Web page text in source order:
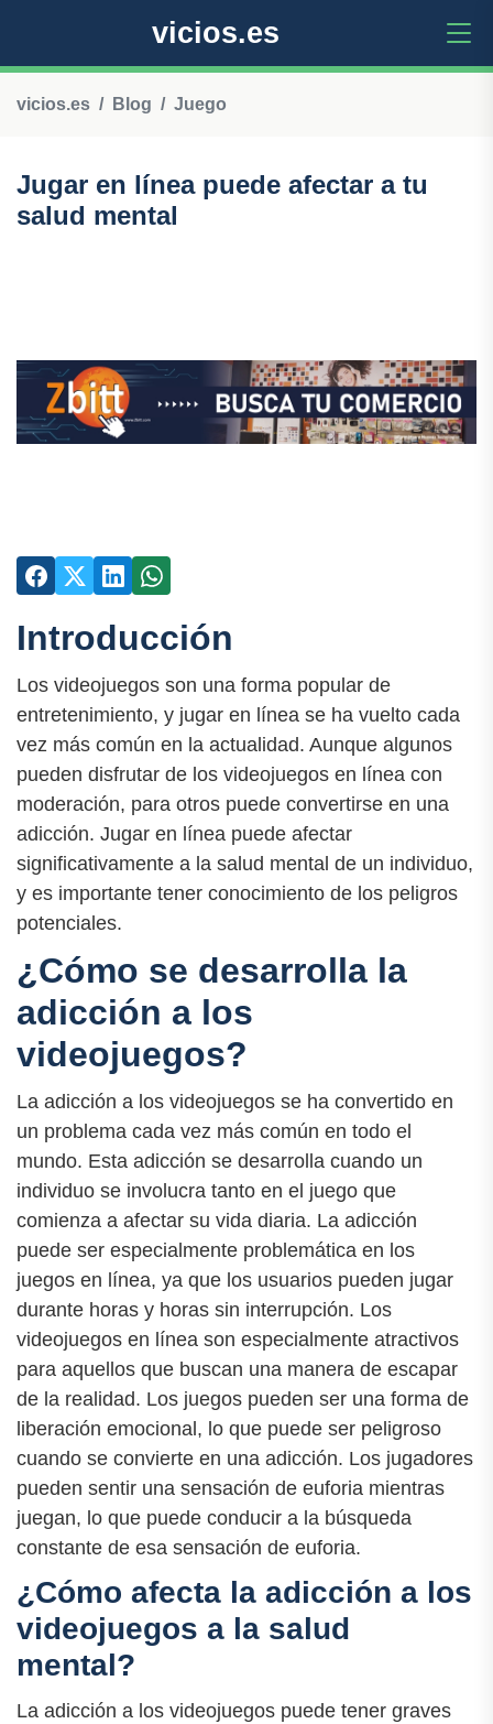
vicios.es
vicios.es Blog Juego
Jugar en línea puede afectar a tu
salud mental
Introducción
Los videojuegos son una forma popular de
entretenimiento, y jugar en línea se ha vuelto cada
vez más común en la actualidad. Aunque algunos
pueden disfrutar de los videojuegos en línea con
moderación, para otros puede convertirse en una
adicción. Jugar en línea puede afectar
significativamente a la salud mental de un individuo,
y es importante tener conocimiento de los peligros
potenciales.
¿Cómo se desarrolla la
adicción a los
videojuegos?
La adicción a los videojuegos se ha convertido en
un problema cada vez más común en todo el
mundo. Esta adicción se desarrolla cuando un
individuo se involucra tanto en el juego que
comienza a afectar su vida diaria. La adicción
puede ser especialmente problemática en los
juegos en línea, ya que los usuarios pueden jugar
durante horas y horas sin interrupción. Los
videojuegos en línea son especialmente atractivos
para aquellos que buscan una manera de escapar
de la realidad. Los juegos pueden ser una forma de
liberación emocional, lo que puede ser peligroso
cuando se convierte en una adicción. Los jugadores
pueden sentir una sensación de euforia mientras
juegan, lo que puede conducir a la búsqueda
constante de esa sensación de euforia.
¿Cómo afecta la adicción a los
videojuegos a la salud
mental?
La adicción a los videojuegos puede tener graves